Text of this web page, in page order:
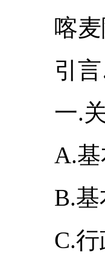
喀
引
一.
A.
B.
C.